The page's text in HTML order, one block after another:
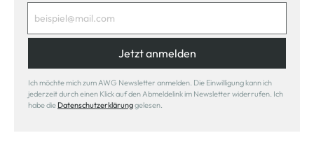
Jetzt anmelden
Ich möchte mich zum AWG Newsletter anmelden. Die Einwilligung kann ich
jederzeit durch einen Klick auf den Abmeldelink im Newsletter widerrufen. Ich
habe die Datenschutzerklärunggelesen.